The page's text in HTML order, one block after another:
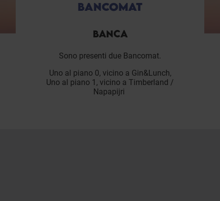
BANCOMAT
BANCA
Sono presenti due Bancomat.
Uno al piano 0, vicino a Gin&Lunch,
Uno al piano 1, vicino a Timberland /
Napapijri